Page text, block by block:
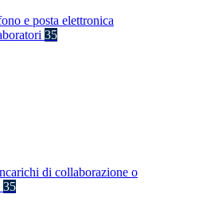
e posta elettronica
35
di collaborazione o
35